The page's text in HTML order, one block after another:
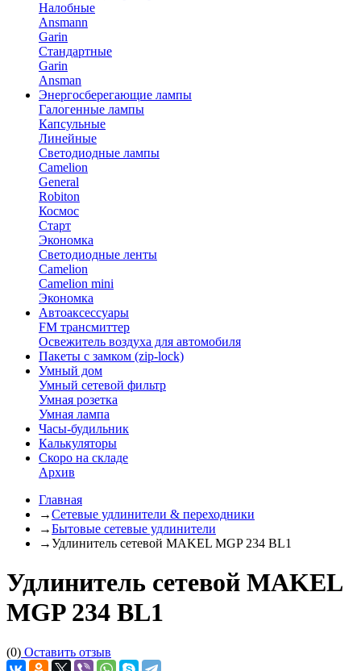
Налобные
Ansmann
Garin
Стандартные
Garin
Ansman
Энергосберегающие лампы
Галогенные лампы
Капсульные
Линейные
Светодиодные лампы
Camelion
General
Robiton
Космос
Старт
Экономка
Светодиодные ленты
Camelion
Camelion mini
Экономка
Автоаксессуары
FM трансмиттер
Освежитель воздуха для автомобиля
Пакеты с замком (zip-lock)
Умный дом
Умный сетевой фильтр
Умная розетка
Умная лампа
Часы-будильник
Калькуляторы
Скоро на складе
Архив
Главная
→Сетевые удлинители & переходники
→Бытовые сетевые удлинители
→Удлинитель сетевой MAKEL MGP 234 BL1
Удлинитель сетевой MAKEL
MGP 234 BL1
(0) Оставить отзыв